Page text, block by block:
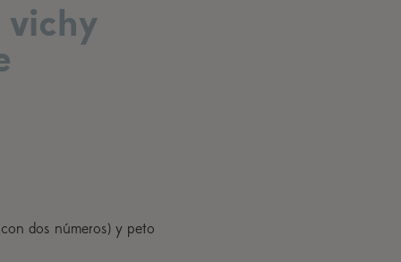
vichy
dos números) y peto